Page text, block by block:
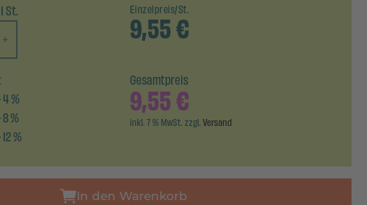
St.
+
Einzelpreis/St.
9,55€
4%
8%
12%
Gesamtpreis
9,55€
inkl. 7 % MwSt. zzgl.Versand
In den Warenkorb